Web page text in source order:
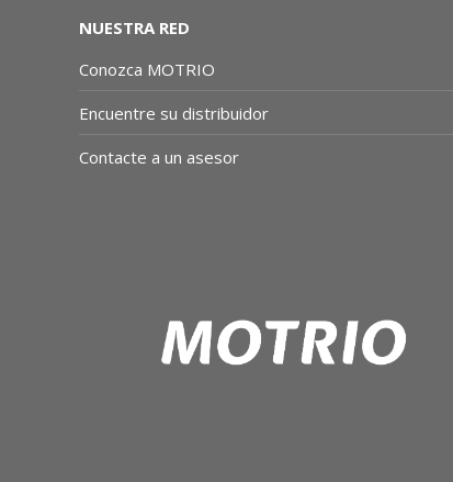
NUESTRA RED
Conozca MOTRIO
Encuentre su distribuidor
Contacte a un asesor